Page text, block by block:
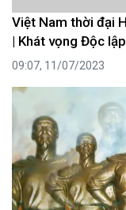
Việt Nam thời đại
| Khát vọng Độc
09:07, 11/07/2023